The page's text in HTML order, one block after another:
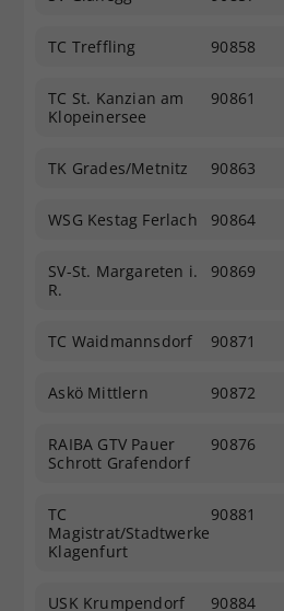
TC Treffling 90858
TC St. Kanzian am
Klopeinersee
90861
TK Grades/Metnitz 90863
WSG Kestag Ferlach 90864
SV-St. Margareten i.
R.
90869
TC Waidmannsdorf 90871
Askö Mittlern 90872
RAIBA GTV Pauer
Schrott Grafendorf
90876
TC
Magistrat/Stadtwerke
Klagenfurt
90881
USK Krumpendorf 90884